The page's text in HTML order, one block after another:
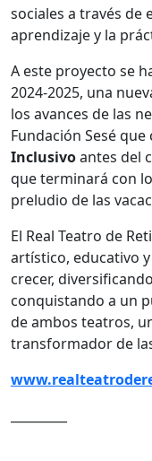
sociales a través de
aprendizaje y la
A este proyecto se
2024-2025, una
los avances de las
Fundación Sesé
Inclusivoantes del
que terminará con
preludio de las
El Real Teatro de
artístico, educativo
crecer,
conquistando a un
de ambos teatros,
transformador de